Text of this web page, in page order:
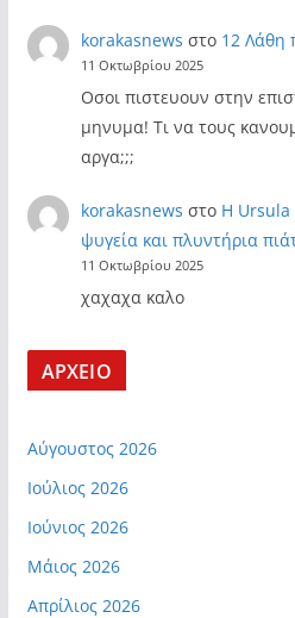
korakasnews στο 12 Λάθη
11 Οκτωβρίου 2025
Οσοι πιστευουν στην
μηνυμα! Τι να τους
αργα;;;
korakasnews στο Η Ursula
ψυγεία και πλυντήρια
11 Οκτωβρίου 2025
χαχαχα καλο
ΑΡΧΕΙΟ
Αύγουστος 2026
Ιούλιος 2026
Ιούνιος 2026
Μάιος 2026
Απρίλιος 2026